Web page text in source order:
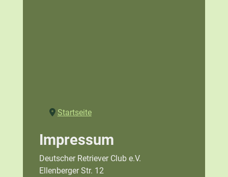
Startseite
Impressum
Deutscher Retriever Club e.V.
Ellenberger Str. 12